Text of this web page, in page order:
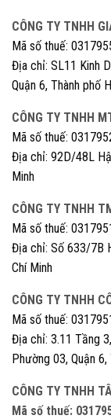
CÔNG TY TNHH
Mã số thuế:
Địa chỉ: SL11 Kinh
Quận 6, Thành phố
CÔNG TY TNHH
Mã số thuế:
Địa chỉ: 92D/48L
Minh
CÔNG TY TNHH
Mã số thuế:
Địa chỉ: Số 633/7B
Chí Minh
CÔNG TY TNHH
Mã số thuế:
Địa chỉ: 3.11 Tầng
Phường 03, Quận
CÔNG TY TNHH
Mã số thuế: